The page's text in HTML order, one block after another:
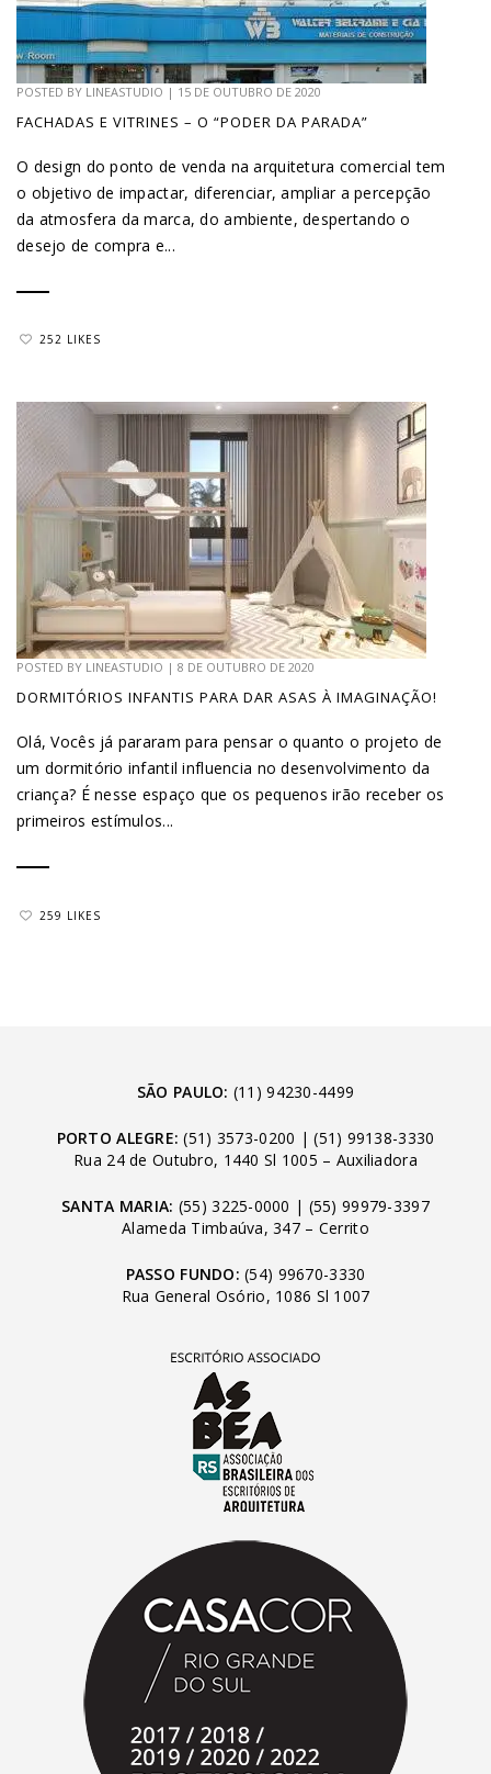
POSTED BY LINEASTUDIO | 15 DE OUTUBRO DE 2020
FACHADAS E VITRINES – O “PODER DA PARADA”
O design do ponto de venda na arquitetura comercial tem
o objetivo de impactar, diferenciar, ampliar a percepção
da atmosfera da marca, do ambiente, despertando o
desejo de compra e...
252 LIKES
POSTED BY LINEASTUDIO | 8 DE OUTUBRO DE 2020
DORMITÓRIOS INFANTIS PARA DAR ASAS À IMAGINAÇÃO!
Olá, Vocês já pararam para pensar o quanto o projeto de
um dormitório infantil influencia no desenvolvimento da
criança? É nesse espaço que os pequenos irão receber os
primeiros estímulos...
259 LIKES
SÃO PAULO: (11) 94230-4499
PORTO ALEGRE: (51) 3573-0200 |(51) 99138-3330
Rua 24 de Outubro, 1440 Sl 1005 – Auxiliadora
SANTA MARIA: (55) 3225-0000 | (55) 99979-3397
Alameda Timbaúva, 347 – Cerrito
PASSO FUNDO: (54) 99670-3330
Rua General Osório, 1086 Sl 1007